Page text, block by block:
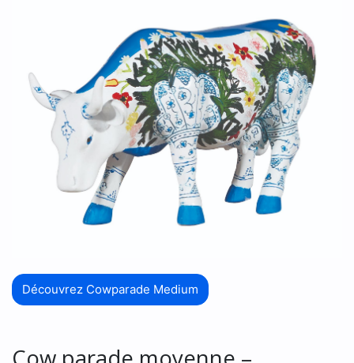
Découvrez Cowparade Medium